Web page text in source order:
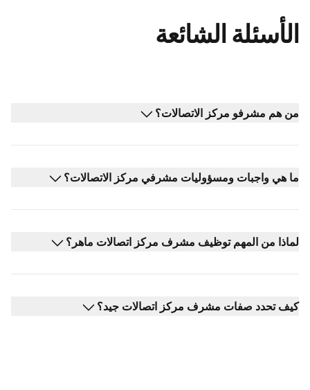
الأسئلة الشائعة
من هم مشرفو مركز الاتصالات؟
ما هي واجبات ومسؤوليات مشرفي مركز الاتصالات؟
لماذا من المهم توظيف مشرف مركز اتصالات ماهر؟
كيف تحدد صفات مشرف مركز اتصالات جيد؟